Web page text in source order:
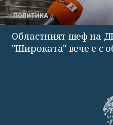
ПОЛИТИКА
Областният шеф на
"Широката" вече е с